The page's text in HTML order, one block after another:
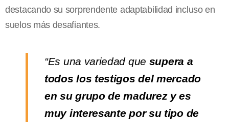
destacando su sorprendente adaptabilidad incluso en
suelos más desafiantes.
“Es una variedad que supera a
todos los testigos del mercado
en su grupo de madurez y es
muy interesante por su tipo de